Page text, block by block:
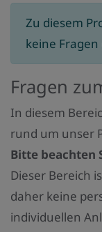
Zu diesem
keine Fragen
Fragen
In diesem
rund um unser
Bitte beachten
Dieser Bereich
daher keine
individuellen